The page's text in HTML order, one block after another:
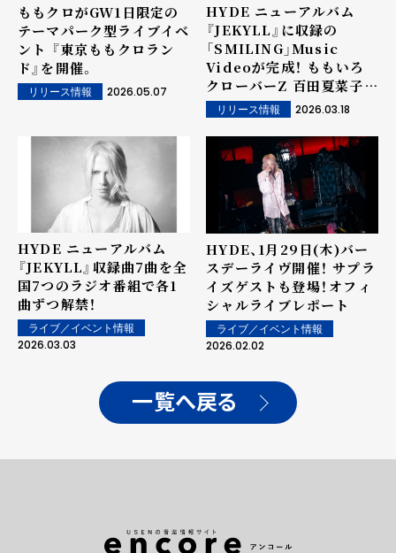
ももクロがGW1日限定の
テーマパーク型ライブイベ
ント 『東京ももクロラン
ド』を開催。
リリース情報 2026.05.07
HYDE ニューアルバム
『JEKYLL』に収録の
「SMILING」Music
Videoが完成！ ももいろ
クローバーZ 百田夏菜子が
特別出演！
リリース情報 2026.03.18
HYDE ニューアルバム
『JEKYLL』収録曲7曲を全
国7つのラジオ番組で各1
曲ずつ解禁！
ライブ／イベント情報
2026.03.03
HYDE、1月29日(木)バー
スデーライヴ開催！ サプラ
イズゲストも登場！――オフィ
シャルライブレポート
ライブ／イベント情報
2026.02.02
一覧へ戻る